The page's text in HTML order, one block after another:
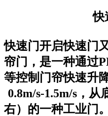
快
快速门开启快速门
帘门，是一种通过
等控制门帘快速升
0.8m/s-1.5m/s，
右）的一种工业门